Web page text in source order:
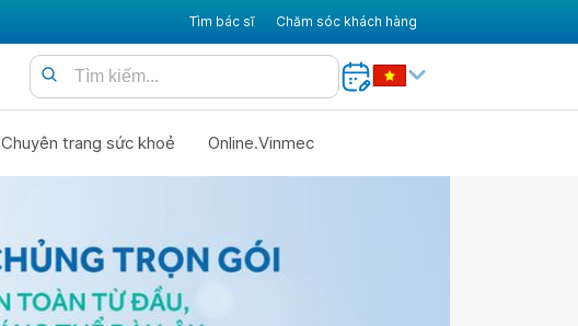
Tìm bác sĩ Chăm sóc khách hàng
Chuyên trang sức khoẻ Online.Vinmec